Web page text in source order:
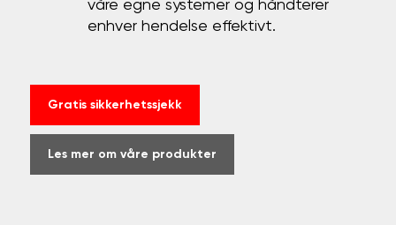
våre egne systemer og håndterer
enhver hendelse effektivt.
Gratis sikkerhetssjekk
Les mer om våre produkter